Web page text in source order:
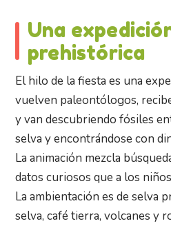
Una
prehistórica
El hilo de la fiesta es una
vuelven paleontólogos,
y van descubriendo fósiles
selva y encontrándose con
La animación mezcla
datos curiosos que a los
La ambientación es de selva
selva, café tierra, volcanes y